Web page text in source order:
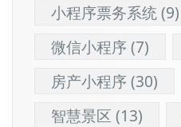
小程序票务系统(9)
微信小程序(7)
房产小程序(30)
智慧景区 (13)